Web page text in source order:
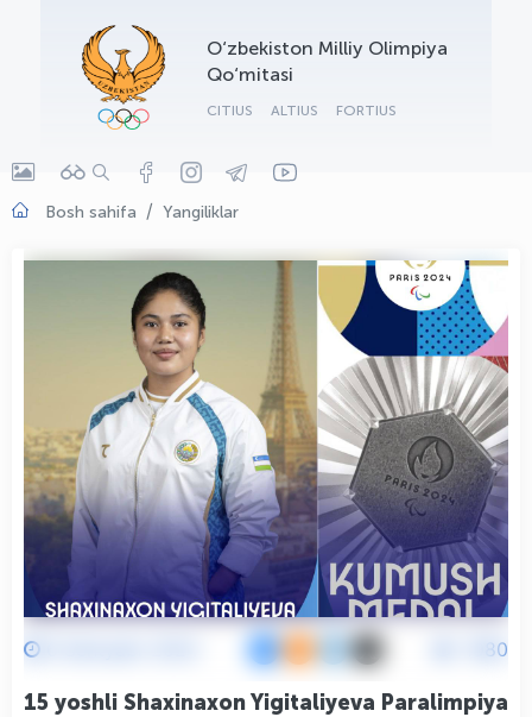
O‘zbekiston Milliy Olimpiya
Qo‘mitasi
CITIUS ALTIUS FORTIUS
Bosh sahifa Yangiliklar
1980
15 yoshli Shaxinaxon Yigitaliyeva Paralimpiya
OLYMPCHIK AI - yordamchi
Onlayn · olympic.uz